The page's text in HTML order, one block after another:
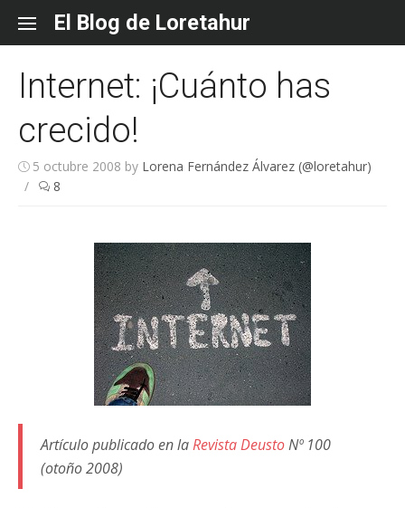
content
El Blog de Loretahur
Internet: ¡Cuánto has
crecido!
5 octubre 2008 by Lorena Fernández Álvarez (@loretahur)
/
8
Artículo publicado en laRevista DeustoNº 100
(otoño 2008)